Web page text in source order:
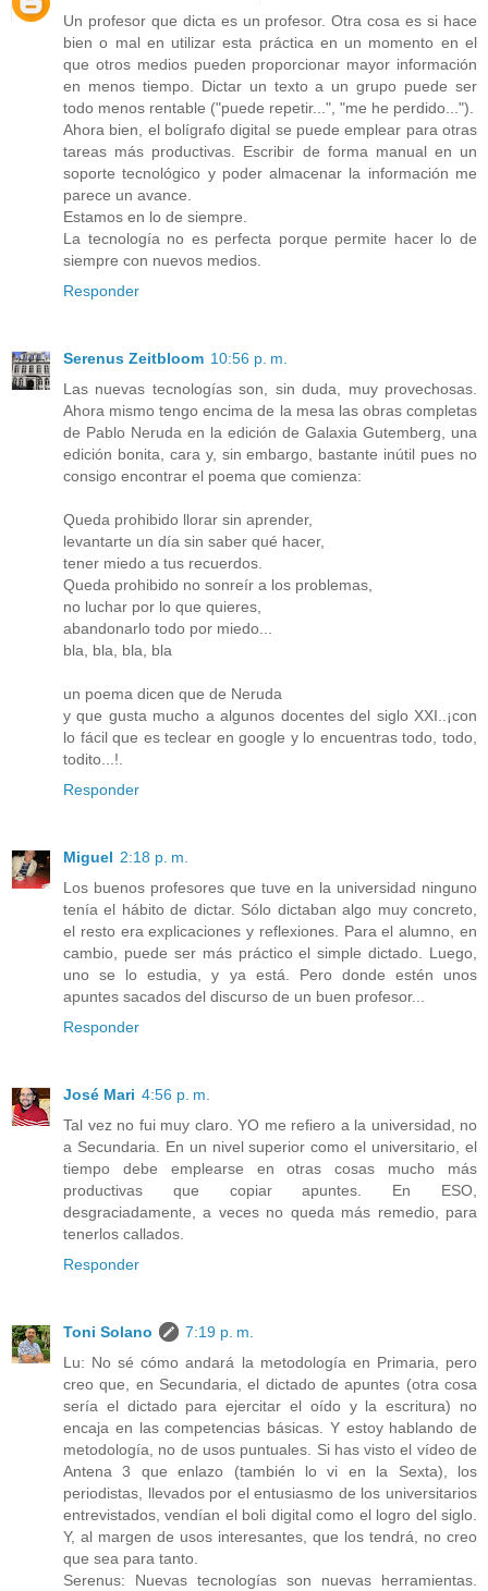
Un profesor que dicta es un profesor. Otra cosa es si hace
bien o mal en utilizar esta práctica en un momento en el
que otros medios pueden proporcionar mayor información
en menos tiempo. Dictar un texto a un grupo puede ser
todo menos rentable ("puede repetir...", "me he perdido...").
Ahora bien, el bolígrafo digital se puede emplear para otras
tareas más productivas. Escribir de forma manual en un
soporte tecnológico y poder almacenar la información me
parece un avance.
Estamos en lo de siempre.
La tecnología no es perfecta porque permite hacer lo de
siempre con nuevos medios.
Responder
Serenus Zeitbloom 10:56 p. m.
Las nuevas tecnologías son, sin duda, muy provechosas.
Ahora mismo tengo encima de la mesa las obras completas
de Pablo Neruda en la edición de Galaxia Gutemberg, una
edición bonita, cara y, sin embargo, bastante inútil pues no
consigo encontrar el poema que comienza:
Queda prohibido llorar sin aprender,
levantarte un día sin saber qué hacer,
tener miedo a tus recuerdos.
Queda prohibido no sonreír a los problemas,
no luchar por lo que quieres,
abandonarlo todo por miedo...
bla, bla, bla, bla
un poema dicen que de Neruda
y que gusta mucho a algunos docentes del siglo XXI..¡con
lo fácil que es teclear en google y lo encuentras todo, todo,
todito...!.
Responder
Miguel 2:18 p. m.
Los buenos profesores que tuve en la universidad ninguno
tenía el hábito de dictar. Sólo dictaban algo muy concreto,
el resto era explicaciones y reflexiones. Para el alumno, en
cambio, puede ser más práctico el simple dictado. Luego,
uno se lo estudia, y ya está. Pero donde estén unos
apuntes sacados del discurso de un buen profesor...
Responder
José Mari 4:56 p. m.
Tal vez no fui muy claro. YO me refiero a la universidad, no
a Secundaria. En un nivel superior como el universitario, el
tiempo debe emplearse en otras cosas mucho más
productivas que copiar apuntes. En ESO,
desgraciadamente, a veces no queda más remedio, para
tenerlos callados.
Responder
Toni Solano
7:19 p. m.
Lu: No sé cómo andará la metodología en Primaria, pero
creo que, en Secundaria, el dictado de apuntes (otra cosa
sería el dictado para ejercitar el oído y la escritura) no
encaja en las competencias básicas. Y estoy hablando de
metodología, no de usos puntuales. Si has visto el vídeo de
Antena 3 que enlazo (también lo vi en la Sexta), los
periodistas, llevados por el entusiasmo de los universitarios
entrevistados, vendían el boli digital como el logro del siglo.
Y, al margen de usos interesantes, que los tendrá, no creo
que sea para tanto.
Serenus: Nuevas tecnologías son nuevas herramientas.